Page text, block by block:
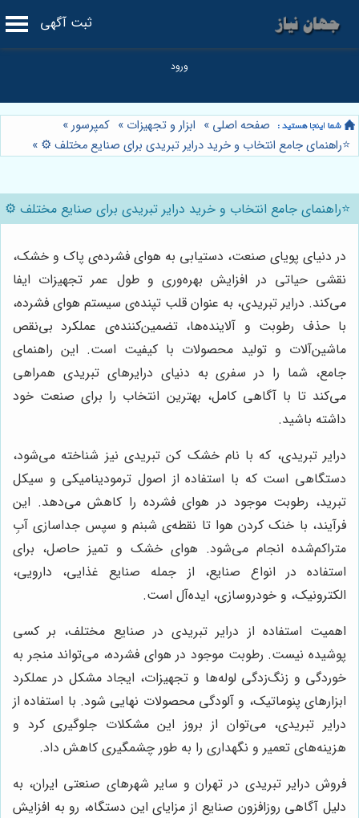
ثبت آگهی
صفحه اصلی » ابزار و تجهیزات » کمپرسور»
⭐️راهنمای جامع انتخاب و خرید درایر تبریدی برای صنایع مختلف ⚙️ »
⭐️راهنمای جامع انتخاب و خرید درایر تبریدی برای صنایع مختلف ⚙️
در دنیای پویای صنعت، دستیابی به هوای فشرده‌ی پاک و خشک،
نقشی حیاتی در افزایش بهره‌وری و طول عمر تجهیزات ایفا
می‌کند. درایر تبریدی، به عنوان قلب تپنده‌ی سیستم هوای فشرده،
با حذف رطوبت و آلاینده‌ها، تضمین‌کننده‌ی عملکرد بی‌نقص
ماشین‌آلات و تولید محصولات با کیفیت است. این راهنمای
جامع، شما را در سفری به دنیای درایرهای تبریدی همراهی
می‌کند تا با آگاهی کامل، بهترین انتخاب را برای صنعت خود
داشته باشید.
درایر تبریدی، که با نام خشک کن تبریدی نیز شناخته می‌شود،
دستگاهی است که با استفاده از اصول ترمودینامیکی و سیکل
تبرید، رطوبت موجود در هوای فشرده را کاهش می‌دهد. این
فرآیند، با خنک کردن هوا تا نقطه‌ی شبنم و سپس جداسازی آبِ
متراکم‌شده انجام می‌شود. هوای خشک و تمیز حاصل، برای
استفاده در انواع صنایع، از جمله صنایع غذایی، دارویی،
الکترونیک، و خودروسازی، ایده‌آل است.
اهمیت استفاده از درایر تبریدی در صنایع مختلف، بر کسی
پوشیده نیست. رطوبت موجود در هوای فشرده، می‌تواند منجر به
خوردگی و زنگ‌زدگی لوله‌ها و تجهیزات، ایجاد مشکل در عملکرد
ابزارهای پنوماتیک، و آلودگی محصولات نهایی شود. با استفاده از
درایر تبریدی، می‌توان از بروز این مشکلات جلوگیری کرد و
هزینه‌های تعمیر و نگهداری را به طور چشمگیری کاهش داد.
فروش درایر تبریدی در تهران و سایر شهرهای صنعتی ایران، به
دلیل آگاهی روزافزون صنایع از مزایای این دستگاه، رو به افزایش